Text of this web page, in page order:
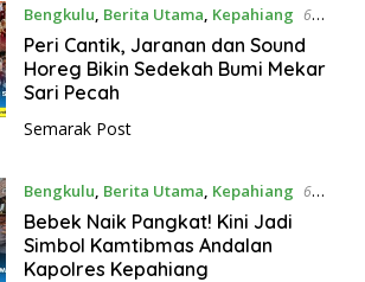
Bengkulu Berita Utama Kepahiang 6
Agustus 2026
Peri Cantik, Jaranan dan Sound
Horeg Bikin Sedekah Bumi Mekar
Sari Pecah
Semarak Post
Bengkulu Berita Utama Kepahiang 6
Agustus 2026
Bebek Naik Pangkat! Kini Jadi
Simbol Kamtibmas Andalan
Kapolres Kepahiang